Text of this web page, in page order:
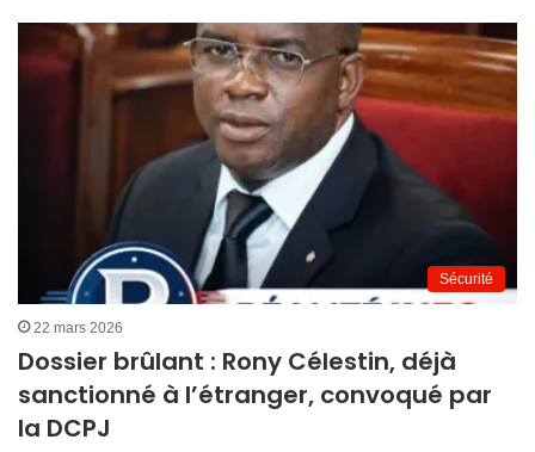
Sécurité
22 mars 2026
Dossier brûlant : Rony Célestin, déjà
sanctionné à l’étranger, convoqué par
la DCPJ